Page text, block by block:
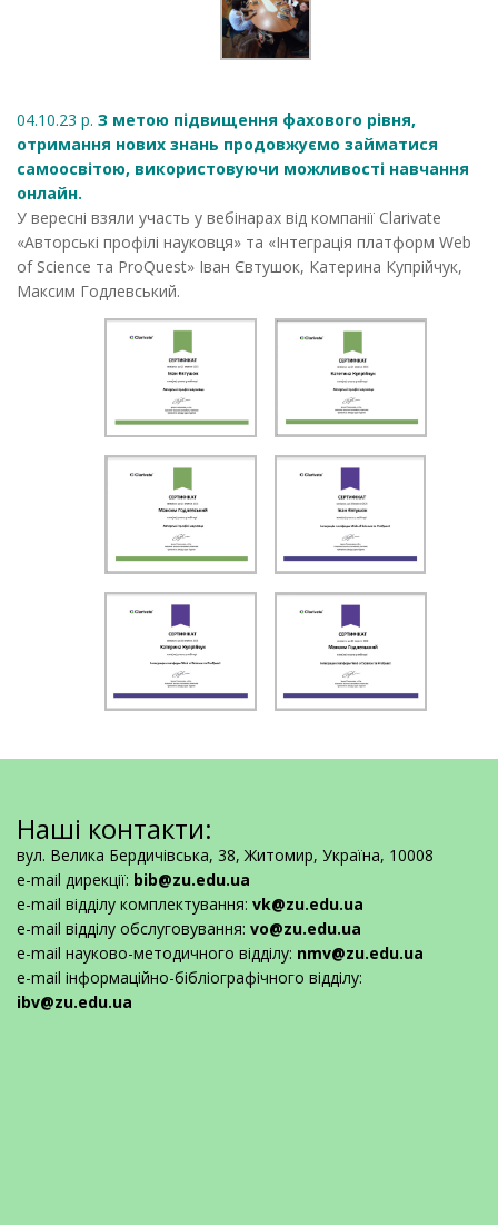
04.10.23 р. З метою підвищення фахового рівня,
отримання нових знань продовжуємо займатися
самоосвітою, використовуючи можливості навчання
онлайн.
У вересні взяли участь у вебінарах від компанії Clarivate
«Авторські профілі науковця» та «Інтеграція платформ Web
of Science та ProQuest» Іван Євтушок, Катерина Купрійчук,
Максим Годлевський.
Наші контакти:
вул. Велика Бердичівська, 38, Житомир, Україна, 10008
e-mail дирекції: bib@zu.edu.ua
e-mail відділу комплектування: vk@zu.edu.ua
e-mail відділу обслуговування: vo@zu.edu.ua
e-mail науково-методичного відділу: nmv@zu.edu.ua
e-mail інформаційно-бібліографічного відділу:
ibv@zu.edu.ua